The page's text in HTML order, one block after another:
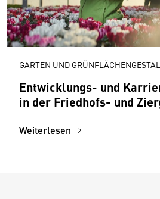
GARTEN UND
Entwicklungs- und
in der Friedhofs- und
Weiterlesen